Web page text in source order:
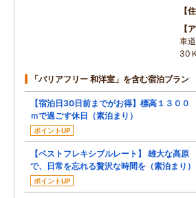
車
30
「バリアフリー 和洋室」を含む宿泊プラン
【宿泊日30日前までがお得】標高１３００
ｍで過ごす休日（素泊まり）
ポイントUP
【ベストフレキシブルレート】 雄大な高原
で、日常を忘れる贅沢な時間を（素泊まり）
ポイントUP